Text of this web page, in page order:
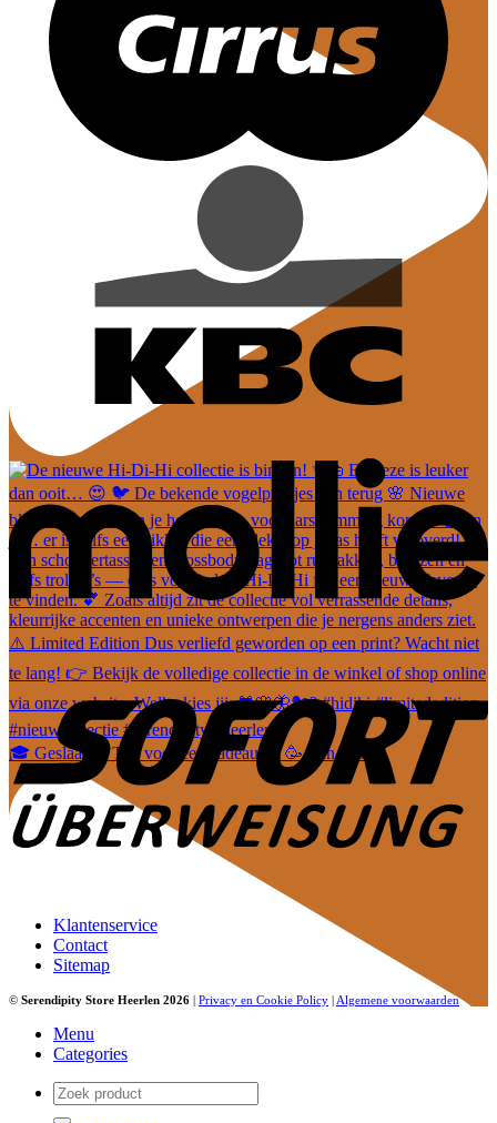
🎓 Geslaagd? Tijd voor een cadeautje! 🥳 Van leuke
Klantenservice
Contact
Sitemap
© Serendipity Store Heerlen 2026 | Privacy en Cookie Policy | Algemene voorwaarden
Menu
Categories
Zoeken
naar: